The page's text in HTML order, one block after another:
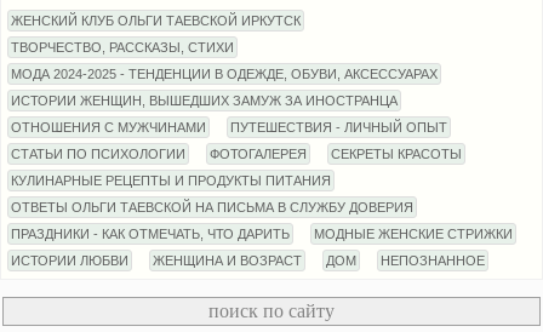
ЖЕНСКИЙ КЛУБ ОЛЬГИ ТАЕВСКОЙ ИРКУТСК
ТВОРЧЕСТВО, РАССКАЗЫ, СТИХИ
МОДА 2024-2025 - ТЕНДЕНЦИИ В ОДЕЖДЕ, ОБУВИ, АКСЕССУАРАХ
ИСТОРИИ ЖЕНЩИН, ВЫШЕДШИХ ЗАМУЖ ЗА ИНОСТРАНЦА
ОТНОШЕНИЯ С МУЖЧИНАМИ
ПУТЕШЕСТВИЯ - ЛИЧНЫЙ ОПЫТ
СТАТЬИ ПО ПСИХОЛОГИИ
ФОТОГАЛЕРЕЯ
СЕКРЕТЫ КРАСОТЫ
КУЛИНАРНЫЕ РЕЦЕПТЫ И ПРОДУКТЫ ПИТАНИЯ
ОТВЕТЫ ОЛЬГИ ТАЕВСКОЙ НА ПИСЬМА В СЛУЖБУ ДОВЕРИЯ
ПРАЗДНИКИ - КАК ОТМЕЧАТЬ, ЧТО ДАРИТЬ
МОДНЫЕ ЖЕНСКИЕ СТРИЖКИ
ИСТОРИИ ЛЮБВИ
ЖЕНЩИНА И ВОЗРАСТ ДОМ НЕПОЗНАННОЕ